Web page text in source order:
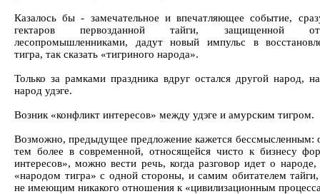
Казалось бы - замечательное и впечатляющее событие,
гектаров первозданной тайги, защищенной от
лесопромышленниками, дадут новый импульс в
тигра, так сказать «тигриного народа».
Только за рамками праздника вдруг остался другой народ,
народ удэге.
Возник «конфликт интересов» между удэге и амурским тигром.
Возможно, предыдущее предложение кажется бессмысленным:
тем более в современной, относящейся чисто к бизнесу
интересов», можно вести речь, когда разговор идет о
«народом тигра» с одной стороны, и самим обитателем
не имеющим никакого отношения к «цивилизационным